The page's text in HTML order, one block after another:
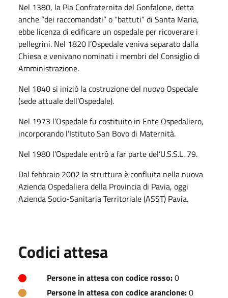
Nel 1380, la Pia Confraternita del Gonfalone, detta
anche “dei raccomandati” o “battuti” di Santa Maria,
ebbe licenza di edificare un ospedale per ricoverare i
pellegrini. Nel 1820 l’Ospedale veniva separato dalla
Chiesa e venivano nominati i membri del Consiglio di
Amministrazione.
Nel 1840 si iniziò la costruzione del nuovo Ospedale
(sede attuale dell’Ospedale).
Nel 1973 l’Ospedale fu costituito in Ente Ospedaliero,
incorporando l’Istituto San Bovo di Maternità.
Nel 1980 l’Ospedale entrò a far parte del’U.S.S.L. 79.
Dal febbraio 2002 la struttura è confluita nella nuova
Azienda Ospedaliera della Provincia di Pavia, oggi
Azienda Socio-Sanitaria Territoriale (ASST) Pavia.
Codici attesa
Persone in attesa con codice rosso:0
Persone in attesa con codice arancione:0